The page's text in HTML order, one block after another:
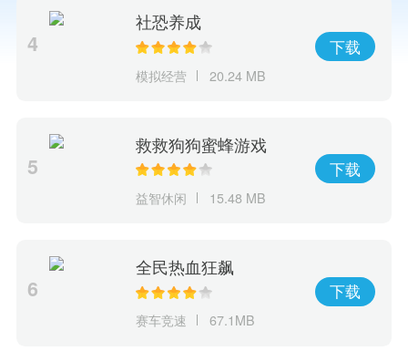
4
社恐养成
模拟经营 20.24 MB
下载
5
救救狗狗蜜蜂游戏
益智休闲 15.48 MB
下载
6
全民热血狂飙
赛车竞速 67.1MB
下载